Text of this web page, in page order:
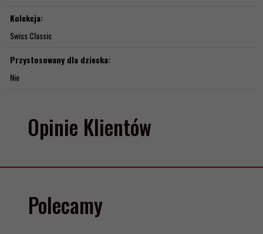
Kolekcja:
Swiss Classic
Przystosowany dla dziecka:
Nie
Opinie Klientów
Polecamy